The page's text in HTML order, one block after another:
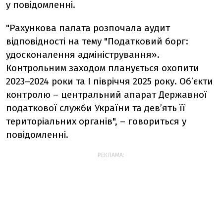
у повідомленні.
"Рахункова палата розпочала аудит
відповідності на тему "Податковий борг:
удосконалення адміністрування».
Контрольним заходом планується охопити
2023–2024 роки та І півріччя 2025 року. Об’єкти
контролю – центральний апарат Державної
податкової служби України та дев’ять її
територіальних органів", – говориться у
повідомленні.
РЕКЛАМА: